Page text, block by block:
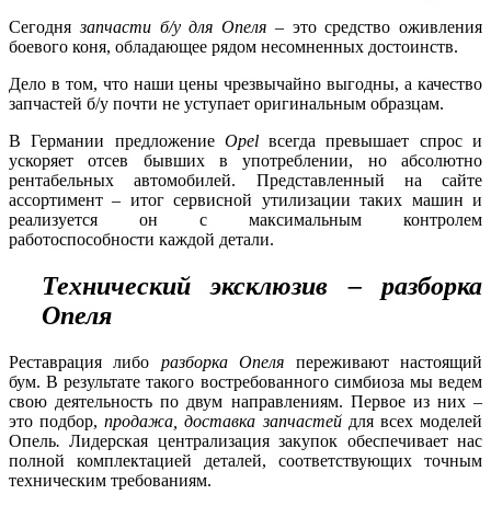
Сегоднязапчасти б/у для Опеля – это средство оживления
боевого коня, обладающее рядом несомненных достоинств.
Дело в том, что наши цены чрезвычайно выгодны, а качество
запчастей б/у почти не уступает оригинальным образцам.
В Германии предложение Opelвсегда превышает спрос и
ускоряет отсев бывших в употреблении, но абсолютно
рентабельных автомобилей. Представленный на сайте
ассортимент – итог сервисной утилизации таких машин и
реализуется он с максимальным контролем
работоспособности каждой детали.
Технический эксклюзив – разборка
Опеля
Реставрация либо разборка Опеля переживают настоящий
бум. В результате такого востребованного симбиоза мы ведем
свою деятельность по двум направлениям. Первое из них –
это подбор,продажа, доставка запчастей для всех моделей
Опель.Лидерская централизация закупок обеспечивает нас
полной комплектацией деталей, соответствующих точным
техническим требованиям.